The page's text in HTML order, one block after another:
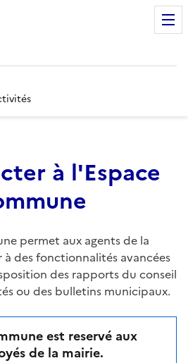
à l'Espace
permet aux agents de la
à des fonctionnalités avancées
des rapports du conseil
ou des bulletins municipaux.
est reservé aux
de la mairie.